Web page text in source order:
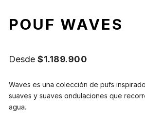
POUF WAVES
Desde $1.189.900
Waves es una colección de pufs
suaves y suaves ondulaciones que
agua.